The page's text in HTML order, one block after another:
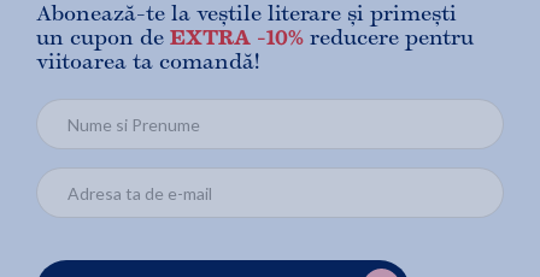
Abonează-te la veștile literare și primești
un cupon de EXTRA -10% reducere pentru
viitoarea ta comandă!